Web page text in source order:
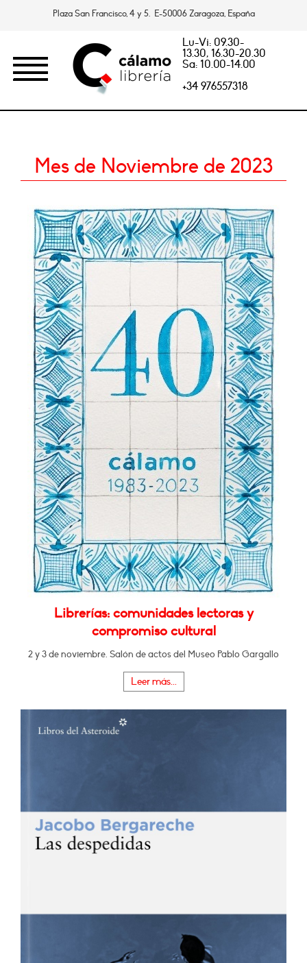
Plaza San Francisco, 4 y 5. E-50006 Zaragoza, España
Lu-Vi: 09.30-
13.30, 16.30-20.30
Sa: 10.00-14.00
+34 976557318
Mes de Noviembre de 2023
Librerías: comunidades lectoras y
compromiso cultural
2 y 3 de noviembre. Salón de actos del Museo Pablo Gargallo
Leer más...